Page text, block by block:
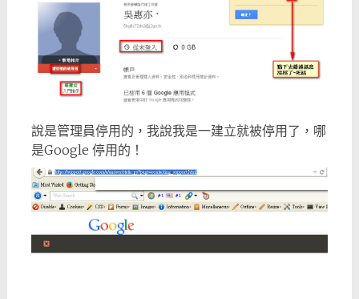
說是管理員停用的，我說我是一建立就被停用了，哪
是Google 停用的！